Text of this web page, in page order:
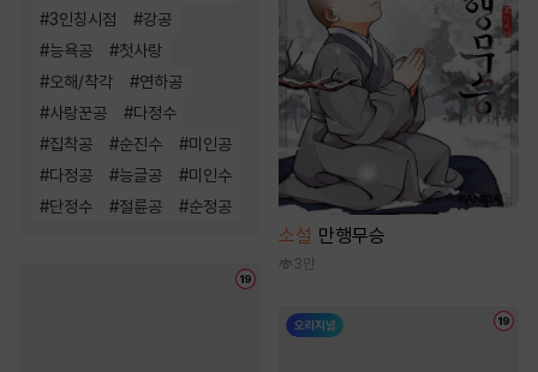
#3인칭시점 #강공
#능욕공 #첫사랑
#오해/착각 #연하공
#사랑꾼공 #다정수
#집착공 #순진수 #미인공
#다정공 #능글공 #미인수
#단정수 #절륜공 #순정공
소설 만행무승
3만